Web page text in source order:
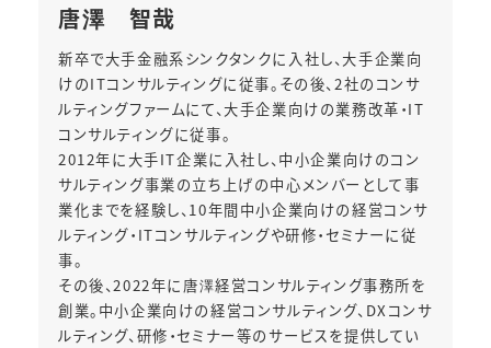
唐澤 智哉
新卒で大手金融系シンクタンクに入社し、大手企業向
けのITコンサルティングに従事。その後、2社のコンサ
ルティングファームにて、大手企業向けの業務改革・IT
コンサルティングに従事。
2012年に大手IT企業に入社し、中小企業向けのコン
サルティング事業の立ち上げの中心メンバーとして事
業化までを経験し、10年間中小企業向けの経営コンサ
ルティング・ITコンサルティングや研修・セミナーに従
事。
その後、2022年に唐澤経営コンサルティング事務所を
創業。中小企業向けの経営コンサルティング、DXコンサ
ルティング、研修・セミナー等のサービスを提供してい